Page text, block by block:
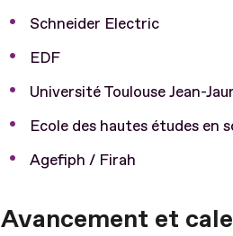
Schneider Electric
EDF
Université Toulouse Jean-
Ecole des hautes études en
Agefiph / Firah
Avancement et